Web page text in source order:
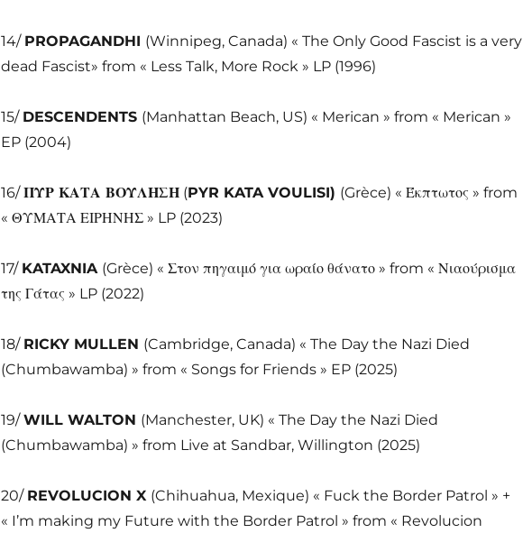
14/ PROPAGANDHI (Winnipeg, Canada) « The Only Good Fascist is a very
dead Fascist» from « Less Talk, More Rock » LP (1996)
15/ DESCENDENTS (Manhattan Beach, US) « Merican » from « Merican »
EP (2004)
16/ΠΥΡ ΚΑΤΑ ΒΟΥΛΗΣΗ(PYR KATA VOULISI) (Grèce) « Έκπτωτος » from
« ΘΥΜΑΤΑ ΕΙΡΗΝΗΣ » LP (2023)
17/ KATAXNIA (Grèce) « Στον πηγαιμό για ωραίο θάνατο » from « Νιαούρισμα
της Γάτας » LP (2022)
18/ RICKY MULLEN (Cambridge, Canada) « The Day the Nazi Died
(Chumbawamba) » from « Songs for Friends » EP (2025)
19/WILL WALTON (Manchester, UK) « The Day the Nazi Died
(Chumbawamba) » from Live at Sandbar, Willington (2025)
20/ REVOLUCION X (Chihuahua, Mexique) « Fuck the Border Patrol » +
« I’m making my Future with the Border Patrol » from « Revolucion